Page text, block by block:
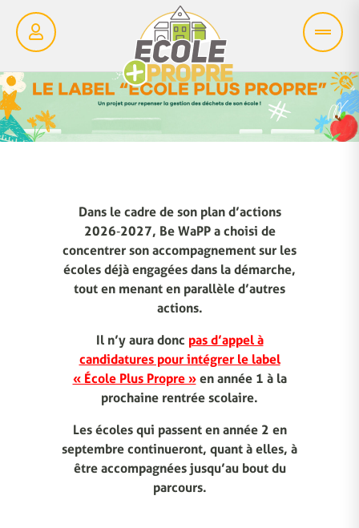
Dans le cadre de son plan d’actions
2026‑2027, Be WaPP a choisi de
concentrer son accompagnement sur les
écoles déjà engagées dans la démarche,
tout en menant en parallèle d’autres
actions.
Il n’y aura donc pas d’appel à
candidatures pour intégrer le label
« École Plus Propre »en année 1 à la
prochaine rentrée scolaire.
Les écoles qui passent en année 2 en
septembre continueront, quant à elles, à
être accompagnées jusqu’au bout du
parcours.